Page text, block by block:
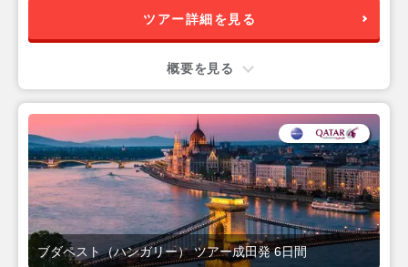
ツアー詳細を見る
概要を見る
ブダペスト（ハンガリー） ツアー成田発 6日間